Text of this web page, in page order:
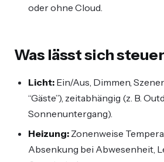
oder ohne Cloud.
Was lässt sich
Licht: Ein/Aus, Dimmen,
“Gäste”), zeitabhängig (z. B.
Sonnenuntergang).
Heizung: Zonenweise
Absenkung bei Abwesenheit,